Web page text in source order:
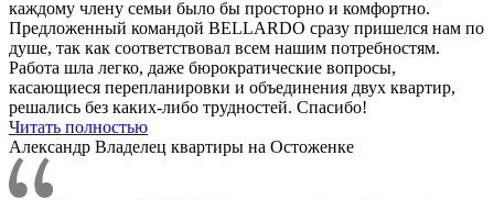
каждому члену семьи было бы просторно и комфортно.
Предложенный командой BELLARDO сразу пришелся нам по
душе, так как соответствовал всем нашим потребностям.
Работа шла легко, даже бюрократические вопросы,
касающиеся перепланировки и объединения двух квартир,
решались без каких-либо трудностей. Спасибо!
Читать полностью
Александр Владелец квартиры на Остоженке